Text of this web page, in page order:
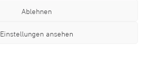
Ablehnen
Einstellungen ansehen